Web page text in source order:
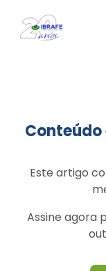
Este artigo
Assine agora